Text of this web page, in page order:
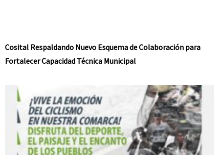
Cosital Respaldando Nuevo Esquema de Colaboración para
Fortalecer Capacidad Técnica Municipal